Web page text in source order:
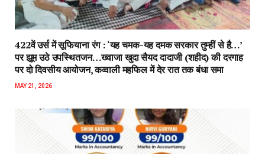
422वें उर्स में सूफियाना रंग : ‘यह चमक-यह दमक सरकार तुम्हीं से है…’
पर झूम उठे उपस्थितजन…ख्वाजा खुदा सैयद दादाजी (शहीद) की दरगाह
पर दो दिवसीय आयोजन, कव्वाली महफिल में देर रात तक बंधा समा
MAY 21, 2026